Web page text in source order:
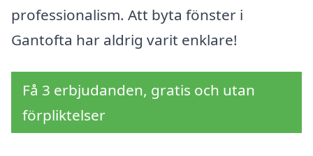
professionalism. Att byta fönster i
Gantofta har aldrig varit enklare!
Få 3 erbjudanden, gratis och utan
förpliktelser